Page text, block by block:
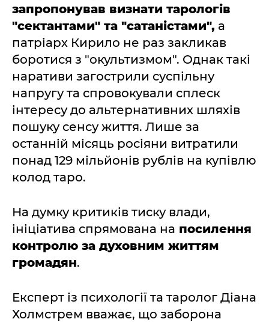
запропонував визнати тарологів
"сектантами" та "сатаністами", а
патріарх Кирило не раз закликав
боротися з "окультизмом". Однак такі
наративи загострили суспільну
напругу та спровокували сплеск
інтересу до альтернативних шляхів
пошуку сенсу життя. Лише за
останній місяць росіяни витратили
понад 129 мільйонів рублів на купівлю
колод таро.
На думку критиків тиску влади,
ініціатива спрямована на посилення
контролю за духовним життям
громадян.
Експерт із психології та таролог Діана
Холмстрем вважає, що заборона